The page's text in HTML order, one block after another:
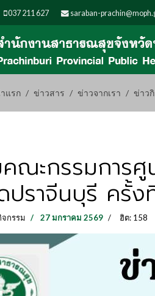
037 211 627 saraban-
แรก ข่าวสาร ข่าวจากเรา ข่าว
คณะกรรมการ
ปราจีนบุรี ครั้ง
กรรม 27 มกราคม 2569 ฮิต: 158